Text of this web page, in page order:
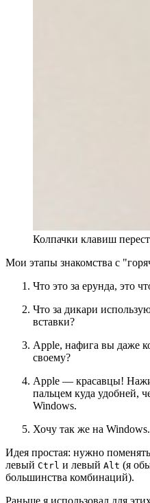
Колпачки клавиш
Мои этапы знакомства с
Что это за ерунда, это
Что за дикари
вставки?
Apple, нафига вы даже
своему?
Apple — красавцы!
пальцем куда удобней,
Windows.
Хочу так же на Windows.
Идея простая: нужно
левый Ctrl и левый Alt (я
большинства комбинаций).
Раньше я использовал для